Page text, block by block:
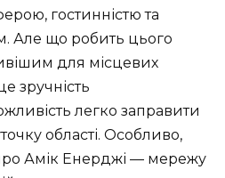
гостинністю та
Але що робить цього
для місцевих
зручність
легко заправити
області. Особливо,
Амік Енерджі — мережу